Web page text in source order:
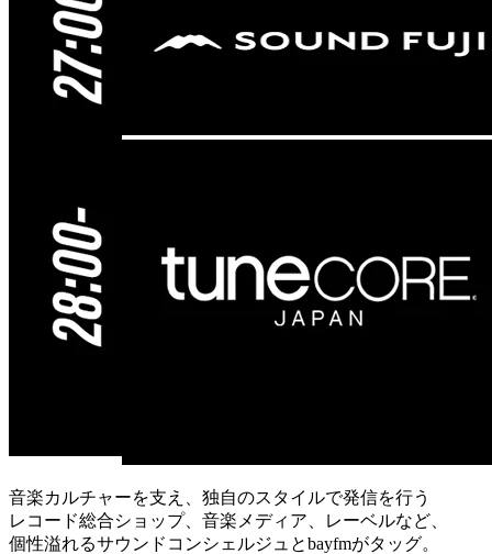
音楽カルチャーを支え、独自のスタイルで発信を行う
レコード総合ショップ、音楽メディア、レーベルなど、
個性溢れるサウンドコンシェルジュとbayfmがタッグ。